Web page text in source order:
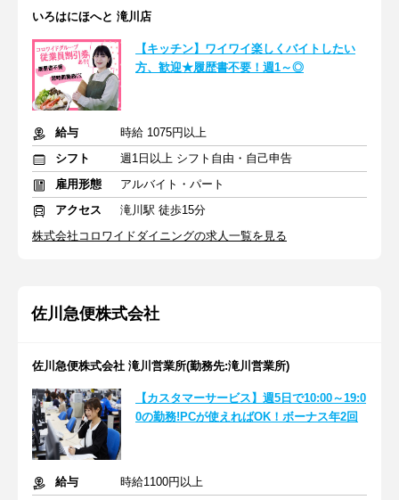
いろはにほへと 滝川店
【キッチン】ワイワイ楽しくバイトしたい
方、歓迎★履歴書不要！週1～◎
給与
時給 1075円以上
シフト
週1日以上 シフト自由・自己申告
雇用形態
アルバイト・パート
アクセス
滝川駅 徒歩15分
株式会社コロワイドダイニングの求人一覧を見る
佐川急便株式会社
佐川急便株式会社 滝川営業所(勤務先:滝川営業所)
【カスタマーサービス】週5日で10:00～19:0
0の勤務!PCが使えればOK！ボーナス年2回
給与
時給1100円以上